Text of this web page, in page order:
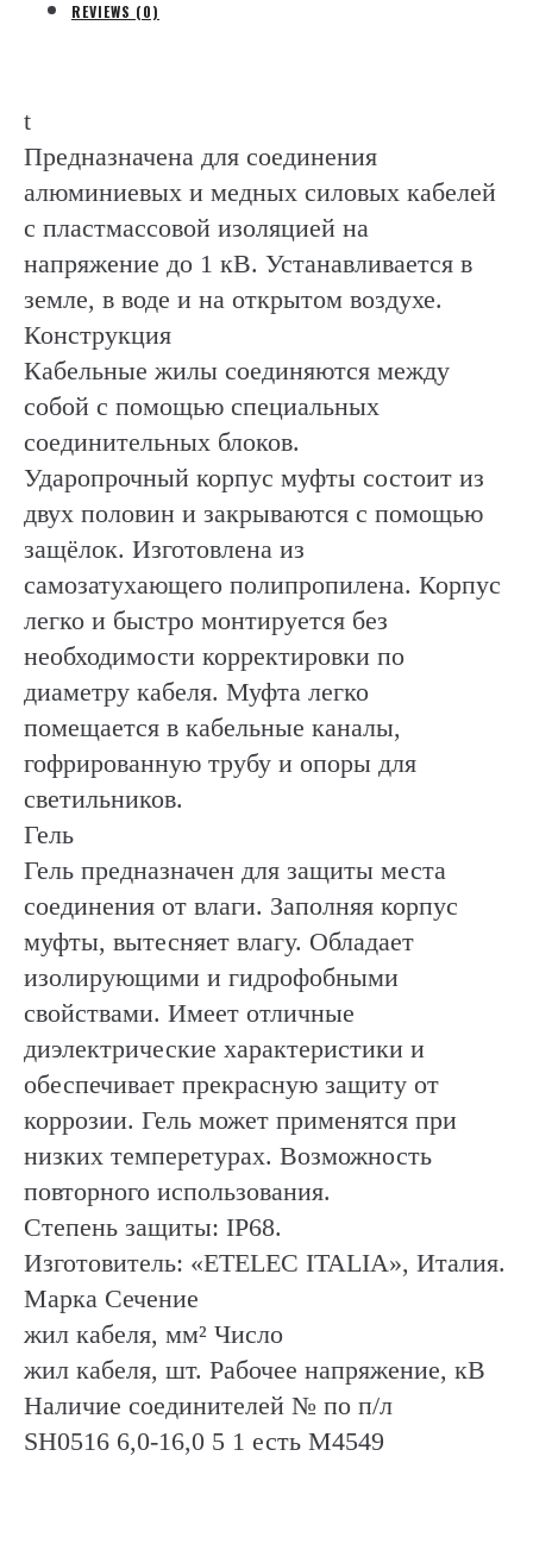
REVIEWS (0)
t
Предназначена для соединения
алюминиевых и медных силовых кабелей
с пластмассовой изоляцией на
напряжение до 1 кВ. Устанавливается в
земле, в воде и на открытом воздухе.
Конструкция
Кабельные жилы соединяются между
собой с помощью специальных
соединительных блоков.
Ударопрочный корпус муфты состоит из
двух половин и закрываются с помощью
защёлок. Изготовлена из
самозатухающего полипропилена. Корпус
легко и быстро монтируется без
необходимости корректировки по
диаметру кабеля. Муфта легко
помещается в кабельные каналы,
гофрированную трубу и опоры для
светильников.
Гель
Гель предназначен для защиты места
соединения от влаги. Заполняя корпус
муфты, вытесняет влагу. Обладает
изолирующими и гидрофобными
свойствами. Имеет отличные
диэлектрические характеристики и
обеспечивает прекрасную защиту от
коррозии. Гель может применятся при
низких темперетурах. Возможность
повторного использования.
Степень защиты: IP68.
Изготовитель: «ETELEC ITALIA», Италия.
Марка Сечение
жил кабеля, мм² Число
жил кабеля, шт. Рабочее напряжение, кВ
Наличие соединителей № по п/л
SH0516 6,0-16,0 5 1 есть М4549